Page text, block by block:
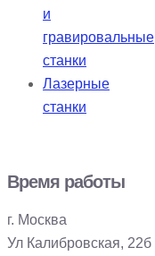
и
гравировальные
станки
Лазерные
станки
Время работы
г. Москва
Ул Калибровская, 22б